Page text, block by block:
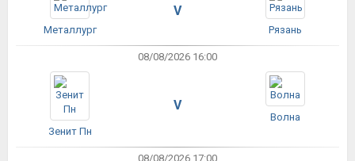
Металлург
V
Рязань
08/08/2026 16:00
Зенит Пн
V
Волна
08/08/2026 17:00